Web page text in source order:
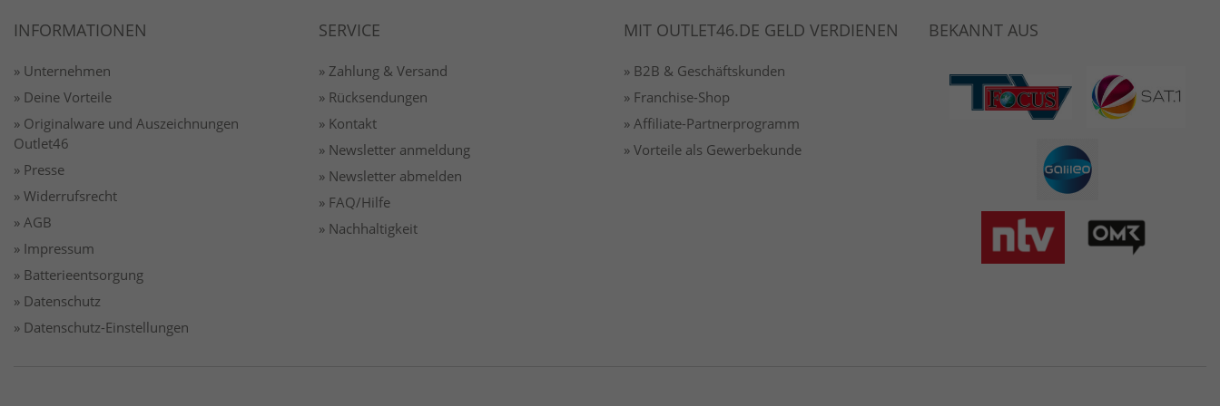
INFORMATIONEN
» Unternehmen
» Deine Vorteile
» Originalware und Auszeichnungen
Outlet46
» Presse
» Widerrufsrecht
» AGB
» Impressum
» Batterieentsorgung
» Datenschutz
» Datenschutz-Einstellungen
SERVICE
» Zahlung & Versand
» Rücksendungen
» Kontakt
» Newsletter anmeldung
» Newsletter abmelden
» FAQ/Hilfe
» Nachhaltigkeit
MIT OUTLET46.DE GELD VERDIENEN
» B2B & Geschäftskunden
» Franchise-Shop
» Affiliate-Partnerprogramm
» Vorteile als Gewerbekunde
BEKANNT AUS